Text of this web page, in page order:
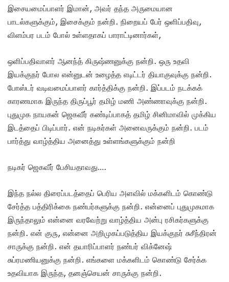
இசையமைப்பாளர் இமான், அவர் தந்த அருமையான
பாடல்களுக்கும், இசைக்கும் நன்றி. நிறையப் பேர் ஒளிப்பதிவு,
விளம்பர படம் போல் உள்ளதாகப் பாராட்டினார்கள்,
ஒளிப்பதிவாளர் ஆனந்த் கிருஷ்ணனுக்கு நன்றி. ஒரு உதவி
இயக்குநர் போல என்னுடன் உழைத்த எடிட்டர் தியாகுவுக்கு நன்றி.
போஸ்டர் வடிவமைப்பாளர் கார்த்திக்கு நன்றி. இப்படம் நடக்கக்
காரணமாக இருந்த திருப்பூர் தமிழ் மணி அண்ணாவுக்கு நன்றி.
புதுமுக நாயகன் ஜெகவீர் கண்டிப்பாகத் தமிழ் சினிமாவில் முக்கிய
இடத்தைப் பிடிப்பார். என் நடிகர்கள் அனைவருக்கும் நன்றி. படம்
பார்த்து வாழ்த்திய அனைத்து உள்ளங்களுக்கும் நன்றி
நடிகர் ஜெகவீர் பேசியதாவது….
இந்த நல்ல திரைப்படத்தைப் பெரிய அளவில் மக்களிடம் கொண்டு
சேர்த்த பத்திரிக்கை நண்பர்களுக்கு நன்றி. என்னைப் புதுமுகமாக
இருந்தாலும் என்னை வரவேற்று வாழ்த்திய அன்பு ரசிகர்களுக்கு
நன்றி. என் குரு, என்னை அறிமுகப்படுத்திய இயக்குநர் சுசீந்திரன்
சாருக்கு நன்றி. என் தயாரிப்பாளர் நண்பர் விக்னேஷ்
சுப்ரமணியனுக்கு நன்றி. எங்களை மக்களிடம் கொண்டு சேர்க்க
உதவியாக இருந்த, தனஞ்செயன் சாருக்கு நன்றி.